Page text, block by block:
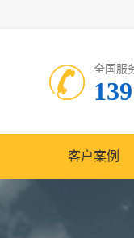
全国服
客户案例